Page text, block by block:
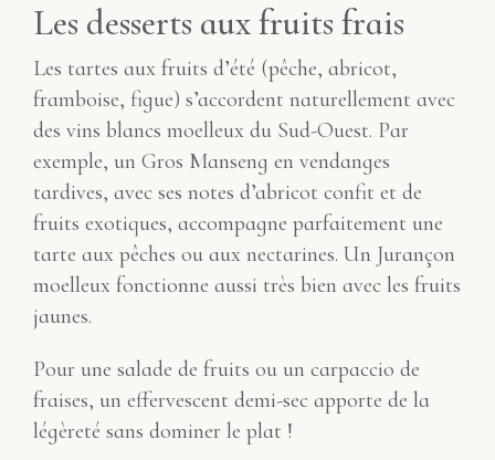
Les desserts aux fruits frais
Les tartes aux fruits d’été (pêche, abricot,
framboise, figue) s’accordent naturellement avec
des vins blancs moelleux du Sud-Ouest. Par
exemple, un Gros Manseng en vendanges
tardives, avec ses notes d’abricot confit et de
fruits exotiques, accompagne parfaitement une
tarte aux pêches ou aux nectarines. Un Jurançon
moelleux fonctionne aussi très bien avec les fruits
jaunes.
Pour une salade de fruits ou un carpaccio de
fraises, un effervescent demi-sec apporte de la
légèreté sans dominer le plat !